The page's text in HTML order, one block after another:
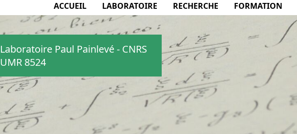
ACCUEIL LABORATOIRE menu Laboratoire
RECHERCHE menu Recherche
FORMATION
Laboratoire Paul Painlevé - CNRS
UMR 8524